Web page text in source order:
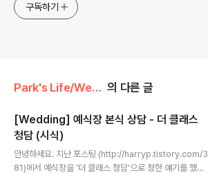
구독하기
Park's Life/Wedding 의 다른 글
[Wedding] 예식장 본식 상담 - 더 클래스
청담 (시식)
안녕하세요. 지난 포스팅 (http://harryp.tistory.com/3
81)에서 예식장을 '더 클래스 청담'으로 정한 얘기를 했었